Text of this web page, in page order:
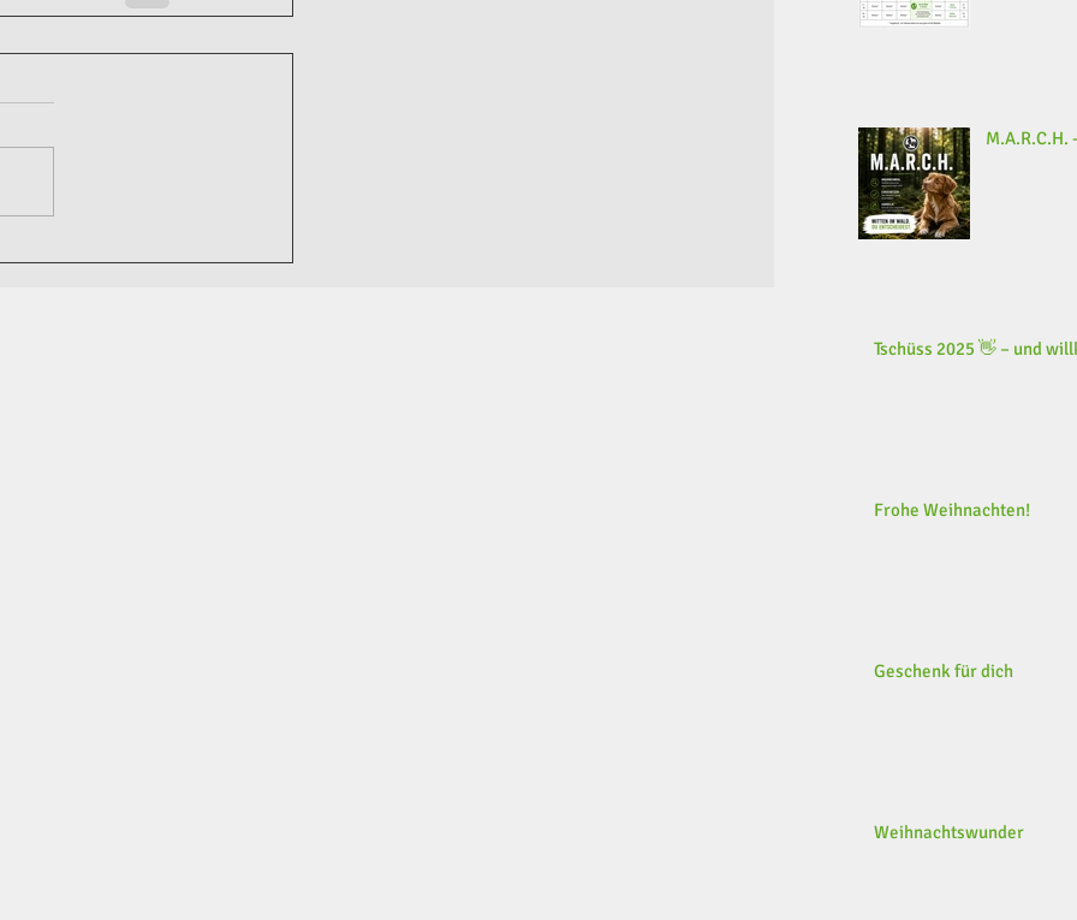
M.A.R.C.H.
Tschüss 2025 👋 – und
Frohe Weihnachten!
Geschenk für dich
Weihnachtswunder